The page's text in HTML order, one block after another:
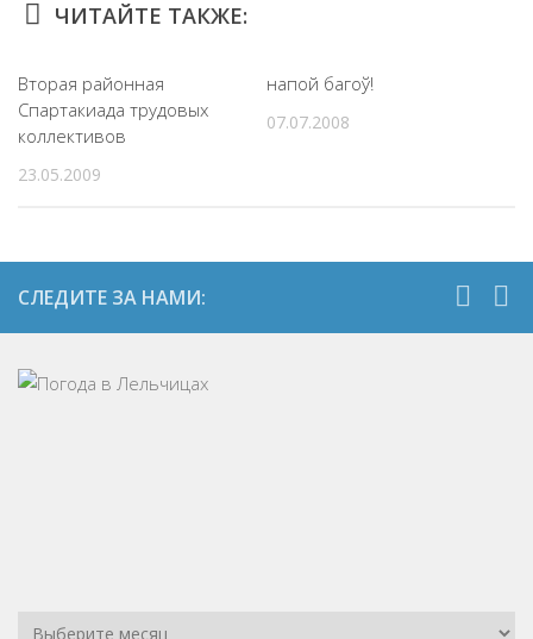
ЧИТАЙТЕ ТАКЖЕ:
Вторая районная
Спартакиада трудовых
коллективов
23.05.2009
напой багоў!
07.07.2008
СЛЕДИТЕ ЗА НАМИ: